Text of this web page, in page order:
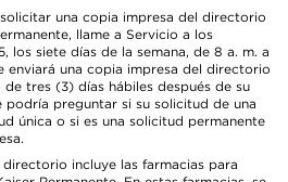
una copia impresa del directorio
llame a Servicio a los
los siete días de la semana, de 8 a. m. a
enviará una copia impresa del directorio
tres (3) días hábiles después de su
podría preguntar si su solicitud de una
única o si es una solicitud permanente
incluye las farmacias para